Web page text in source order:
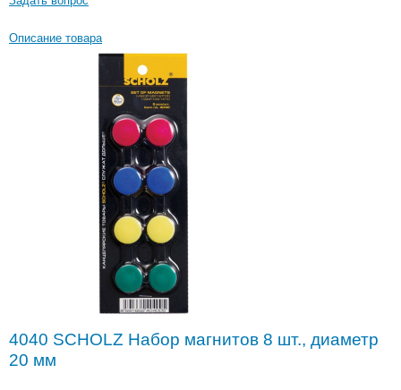
Описание товара
4040 SCHOLZ Набор магнитов 8 шт., диаметр
20 мм